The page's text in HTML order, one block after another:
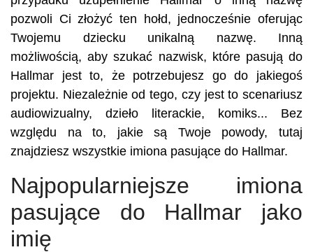
pozwoli Ci złożyć ten hołd, jednocześnie oferując
Twojemu dziecku unikalną nazwę. Inną
możliwością, aby szukać nazwisk, które pasują do
Hallmar jest to, że potrzebujesz go do jakiegoś
projektu. Niezależnie od tego, czy jest to scenariusz
audiowizualny, dzieło literackie, komiks... Bez
względu na to, jakie są Twoje powody, tutaj
znajdziesz wszystkie imiona pasujące do Hallmar.
Najpopularniejsze imiona
pasujące do Hallmar jako
imię